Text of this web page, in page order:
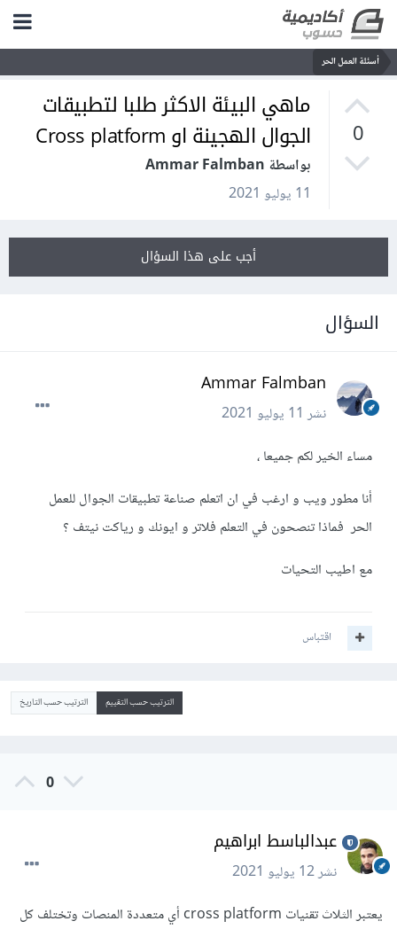
أسئلة العمل الحر
0
ماهي البيئة الاكثر طلبا لتطبيقات
الجوال الهجينة او Cross platform
بواسطة Ammar Falmban
11 يوليو 2021
أجب على هذا السؤال
السؤال
Ammar Falmban
نشر11 يوليو 2021
مساء الخير لكم جميعا ،
أنا مطور ويب و ارغب في ان اتعلم صناعة تطبيقات الجوال للعمل
الحر فماذا تنصحون في التعلم فلاتر و ايونك و رياكت نيتف ؟
مع اطيب التحيات
اقتباس
الترتيب حسب التقييم الترتيب حسب التاريخ
0
عبدالباسط ابراهيم
نشر12 يوليو 2021
يعتبر الثلاث تقنيات cross platform أي متعددة المنصات وتختلف كل